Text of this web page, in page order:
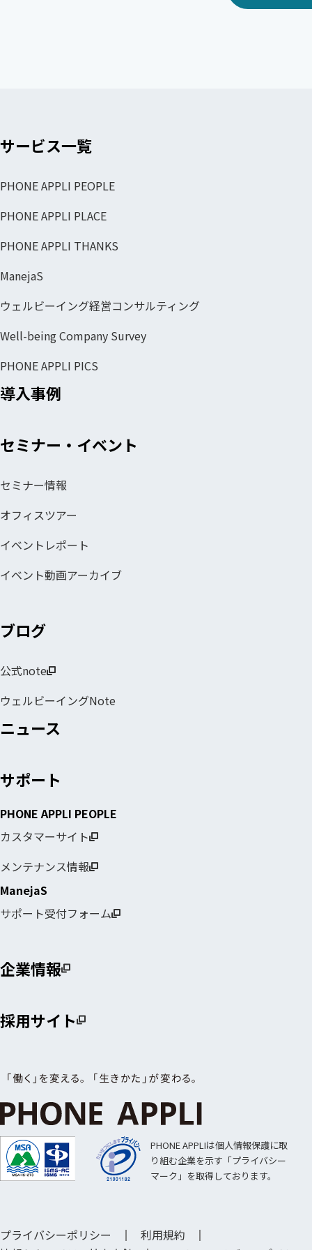
サービス一覧
PHONE APPLI PEOPLE
PHONE APPLI PLACE
PHONE APPLI THANKS
ManejaS
ウェルビーイング経営コンサルティング
Well-being Company Survey
PHONE APPLI PICS
導入事例
セミナー・イベント
セミナー情報
オフィスツアー
イベントレポート
イベント動画アーカイブ
ブログ
公式note
ウェルビーイングNote
ニュース
サポート
PHONE APPLI PEOPLE
カスタマーサイト
メンテナンス情報
ManejaS
サポート受付フォーム
企業情報
採用サイト
PHONE APPLIは個人情報保護に取
り組む企業を示す「プライバシー
マーク」を取得しております。
プライバシーポリシー
利用規約